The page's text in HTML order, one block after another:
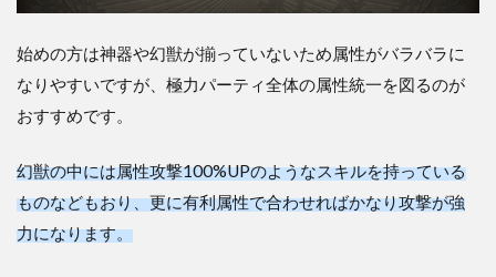
始めの方は神器や幻獣が揃っていないため属性がバラバラに
なりやすいですが、極力パーティ全体の属性統一を図るのが
おすすめです。
幻獣の中には属性攻撃100%UPのようなスキルを持っている
ものなどもおり、更に有利属性で合わせればかなり攻撃が強
力になります。